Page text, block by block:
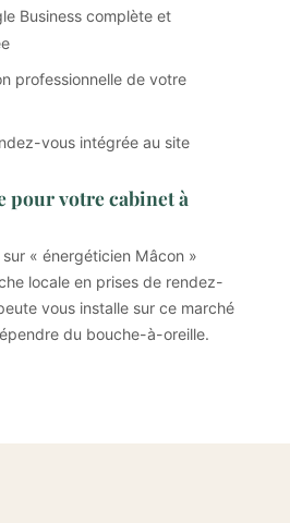
Business complète et
professionnelle de votre
vous intégrée au site
pour votre cabinet à
« énergéticien Mâcon »
locale en prises de rendez-
vous installe sur ce marché
du bouche-à-oreille.